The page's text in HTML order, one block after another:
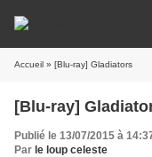
Accueil » [Blu-ray] Gladiators
[Blu-ray]
Publié le 13/07/2015 à
Par le loup celeste